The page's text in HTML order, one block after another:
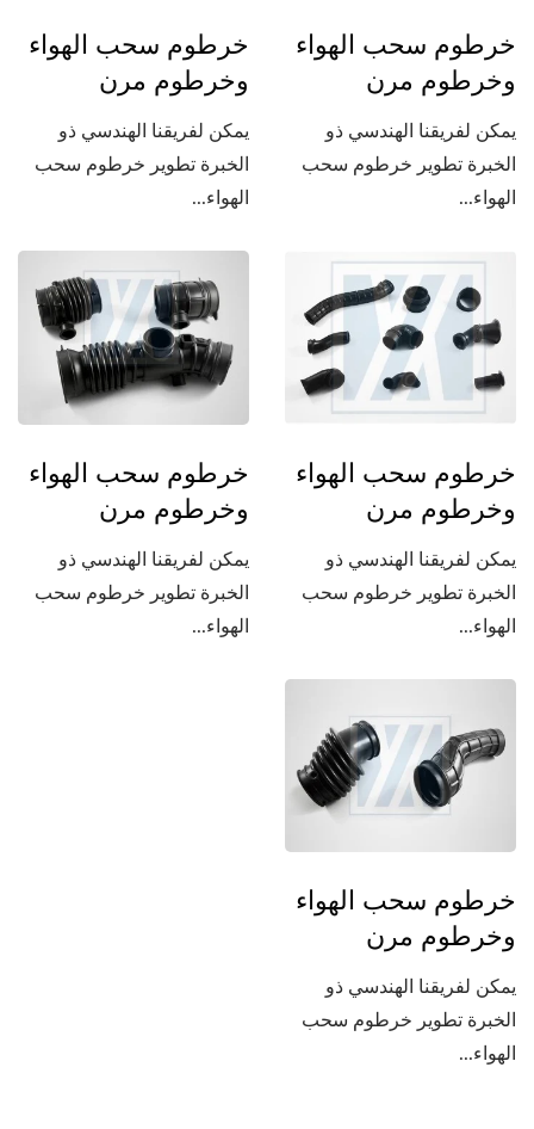
خرطوم سحب الهواء
وخرطوم مرن
يمكن لفريقنا الهندسي ذو
الخبرة تطوير خرطوم سحب
الهواء...
خرطوم سحب الهواء
وخرطوم مرن
يمكن لفريقنا الهندسي ذو
الخبرة تطوير خرطوم سحب
الهواء...
خرطوم سحب الهواء
وخرطوم مرن
يمكن لفريقنا الهندسي ذو
الخبرة تطوير خرطوم سحب
الهواء...
خرطوم سحب الهواء
وخرطوم مرن
يمكن لفريقنا الهندسي ذو
الخبرة تطوير خرطوم سحب
الهواء...
خرطوم سحب الهواء
وخرطوم مرن
يمكن لفريقنا الهندسي ذو
الخبرة تطوير خرطوم سحب
الهواء...